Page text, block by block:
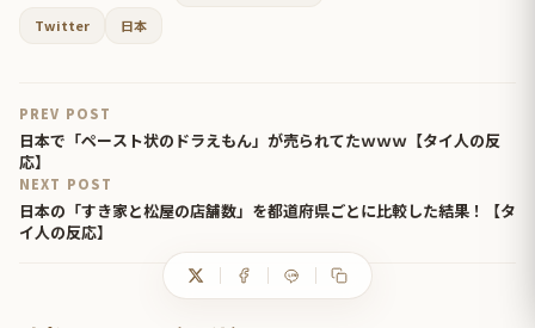
Twitter
日本
PREV POST
日本で「ペースト状のドラえもん」が売られてたｗｗｗ【タイ人の反
応】
NEXT POST
日本の「すき家と松屋の店舗数」を都道府県ごとに比較した結果！【タ
イ人の反応】